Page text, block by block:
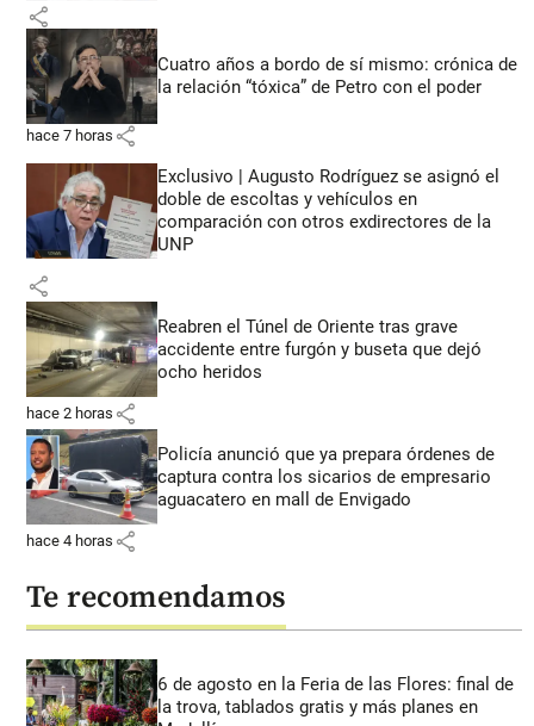
share
Cuatro años a bordo de sí mismo: crónica de
la relación “tóxica” de Petro con el poder
hace 7 horas share
Exclusivo | Augusto Rodríguez se asignó el
doble de escoltas y vehículos en
comparación con otros exdirectores de la
UNP
share
Reabren el Túnel de Oriente tras grave
accidente entre furgón y buseta que dejó
ocho heridos
hace 2 horas share
Policía anunció que ya prepara órdenes de
captura contra los sicarios de empresario
aguacatero en mall de Envigado
hace 4 horas share
Te recomendamos
6 de agosto en la Feria de las Flores: final de
la trova, tablados gratis y más planes en